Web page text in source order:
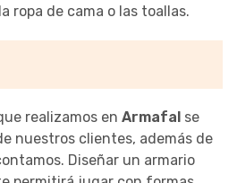
ropa de cama o las toallas.
realizamos en Armafal se
nuestros clientes, además de
Diseñar un armario